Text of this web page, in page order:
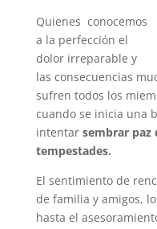
Quienes conocemos
a la perfección el
dolor irreparable y
las consecuencias
sufren todos los
cuando se inicia una
intentar sembrar paz
tempestades.
El sentimiento de
de familia y amigos,
hasta el